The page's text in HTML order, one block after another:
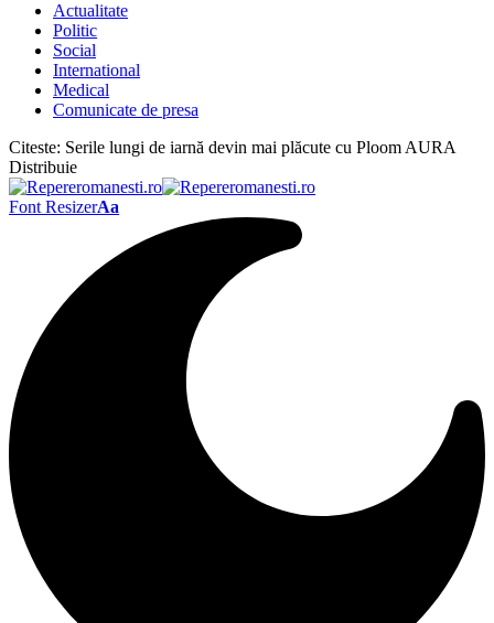
Actualitate
Politic
Social
International
Medical
Comunicate de presa
Citeste: Serile lungi de iarnă devin mai plăcute cu Ploom AURA
Distribuie
Font ResizerAa